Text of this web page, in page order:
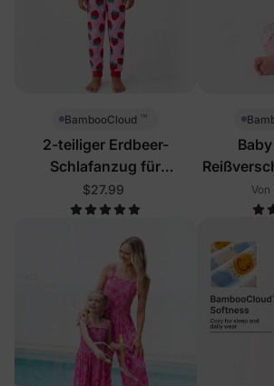
BambooCloud ™
2-teiliger Erdbeer-
Schlafanzug für
Kleinkinder/Mädchen
$27.99 Von